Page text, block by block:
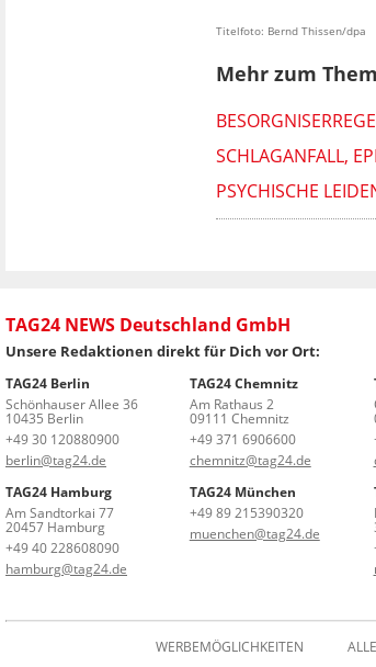
Titelfoto: Bernd Thissen/dpa
Mehr zum
SCHLAGANFALL,
PSYCHISCHE
TAG24 NEWS Deutschland GmbH
Unsere Redaktionen direkt für Dich vor Ort:
TAG24 Berlin
Schönhauser Allee 36
10435 Berlin
+49 30 120880900
berlin@tag24.de
TAG24 Chemnitz
Am Rathaus 2
09111 Chemnitz
+49 371 6906600
chemnitz@tag24.de
TAG24 Hamburg
Am Sandtorkai 77
20457 Hamburg
+49 40 228608090
hamburg@tag24.de
TAG24 München
+49 89 215390320
muenchen@tag24.de
WERBEMÖGLICHKEITEN